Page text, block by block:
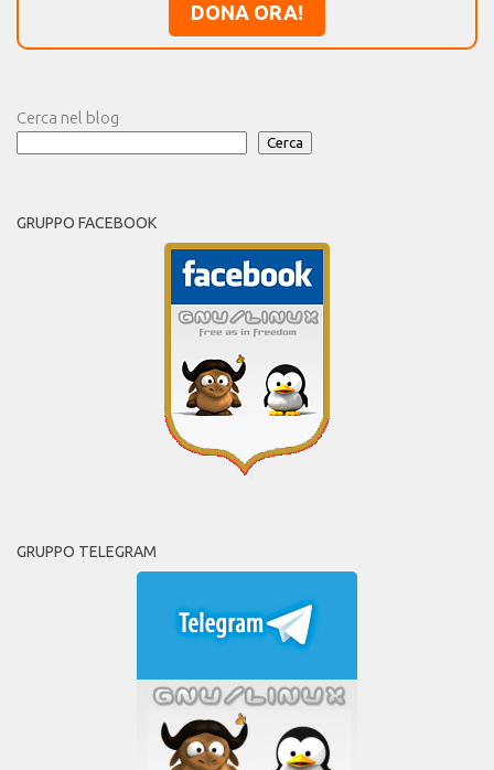
DONA ORA!
Cerca nel blog
Cerca
GRUPPO FACEBOOK
GRUPPO TELEGRAM